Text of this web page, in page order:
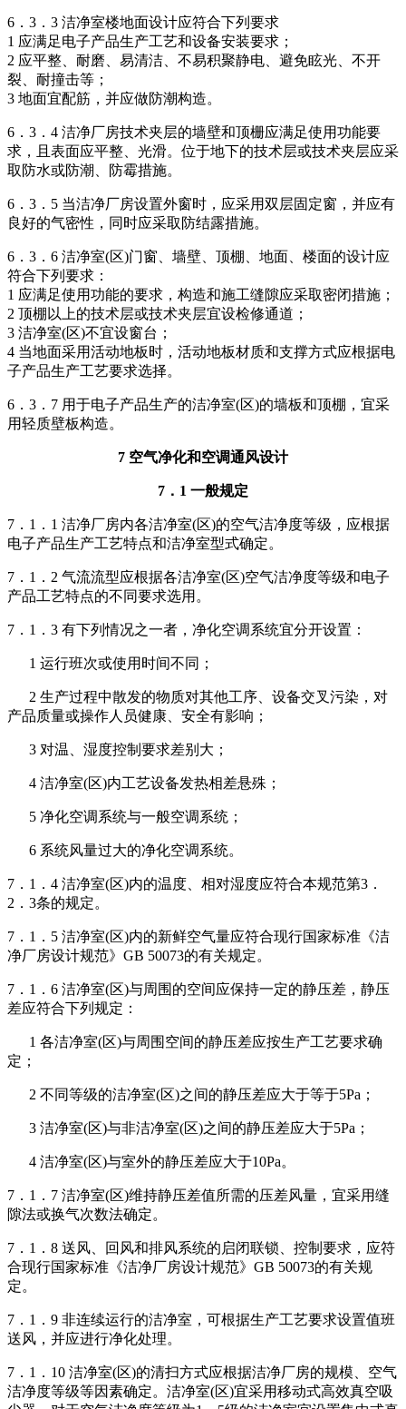
6．3．3 洁净室楼地面设计应符合下列要求
1 应满足电子产品生产工艺和设备安装要求；
2 应平整、耐磨、易清洁、不易积聚静电、避免眩光、不开
裂、耐撞击等；
3 地面宜配筋，并应做防潮构造。
6．3．4 洁净厂房技术夹层的墙壁和顶栅应满足使用功能要
求，且表面应平整、光滑。位于地下的技术层或技术夹层应采
取防水或防潮、防霉措施。
6．3．5 当洁净厂房设置外窗时，应采用双层固定窗，并应有
良好的气密性，同时应采取防结露措施。
6．3．6 洁净室(区)门窗、墙壁、顶棚、地面、楼面的设计应
符合下列要求：
1 应满足使用功能的要求，构造和施工缝隙应采取密闭措施；
2 顶棚以上的技术层或技术夹层宜设检修通道；
3 洁净室(区)不宜设窗台；
4 当地面采用活动地板时，活动地板材质和支撑方式应根据电
子产品生产工艺要求选择。
6．3．7 用于电子产品生产的洁净室(区)的墙板和顶棚，宜采
用轻质壁板构造。
7 空气净化和空调通风设计
7．1 一般规定
7．1．1 洁净厂房内各洁净室(区)的空气洁净度等级，应根据
电子产品生产工艺特点和洁净室型式确定。
7．1．2 气流流型应根据各洁净室(区)空气洁净度等级和电子
产品工艺特点的不同要求选用。
7．1．3 有下列情况之一者，净化空调系统宜分开设置：
1 运行班次或使用时间不同；
2 生产过程中散发的物质对其他工序、设备交叉污染，对
产品质量或操作人员健康、安全有影响；
3 对温、湿度控制要求差别大；
4 洁净室(区)内工艺设备发热相差悬殊；
5 净化空调系统与一般空调系统；
6 系统风量过大的净化空调系统。
7．1．4 洁净室(区)内的温度、相对湿度应符合本规范第3．
2．3条的规定。
7．1．5 洁净室(区)内的新鲜空气量应符合现行国家标准《洁
净厂房设计规范》GB 50073的有关规定。
7．1．6 洁净室(区)与周围的空间应保持一定的静压差，静压
差应符合下列规定：
1 各洁净室(区)与周围空间的静压差应按生产工艺要求确
定；
2 不同等级的洁净室(区)之间的静压差应大于等于5Pa；
3 洁净室(区)与非洁净室(区)之间的静压差应大于5Pa；
4 洁净室(区)与室外的静压差应大于10Pa。
7．1．7 洁净室(区)维持静压差值所需的压差风量，宜采用缝
隙法或换气次数法确定。
7．1．8 送风、回风和排风系统的启闭联锁、控制要求，应符
合现行国家标准《洁净厂房设计规范》GB 50073的有关规
定。
7．1．9 非连续运行的洁净室，可根据生产工艺要求设置值班
送风，并应进行净化处理。
7．1．10 洁净室(区)的清扫方式应根据洁净厂房的规模、空气
洁净度等级等因素确定。洁净室(区)宜采用移动式高效真空吸